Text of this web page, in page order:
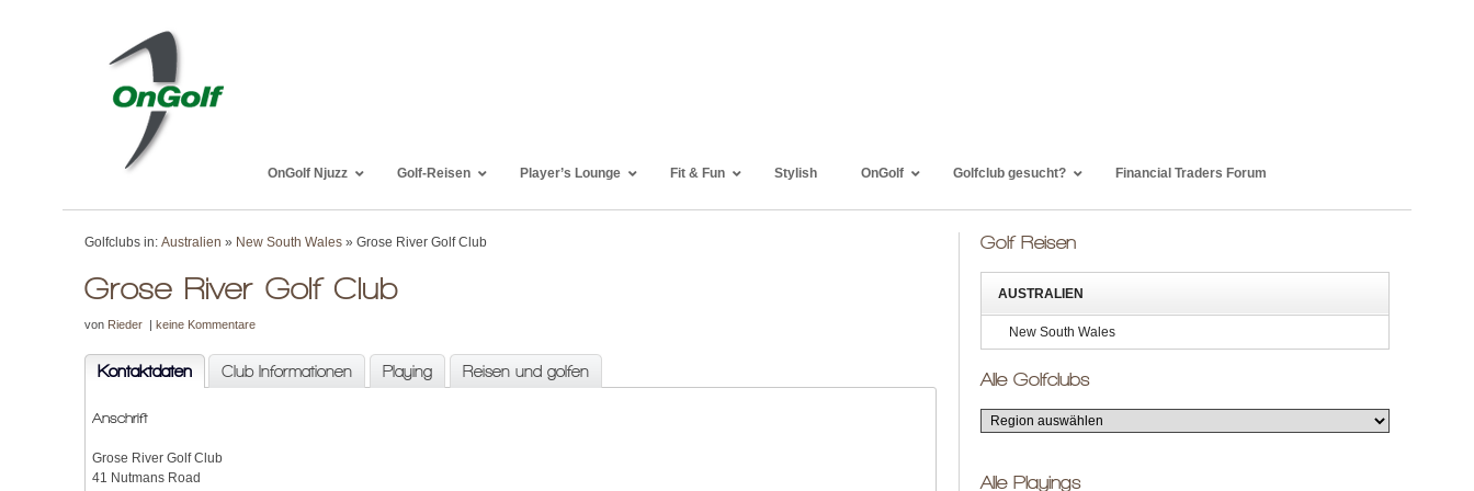
OnGolf Njuzz Golf-Reisen Player’s Lounge Fit & Fun Stylish OnGolf Golfclub gesucht? Financial Traders Forum
Golfclubs in: Australien » New South Wales» Grose River Golf Club
Grose River Golf Club
von Rieder| keine Kommentare
Kontaktdaten Club Informationen Playing Reisen und golfen
Anschrift
Grose River Golf Club
41 Nutmans Road
Golf Reisen
AUSTRALIEN
New South Wales
Alle Golfclubs
Alle Playings